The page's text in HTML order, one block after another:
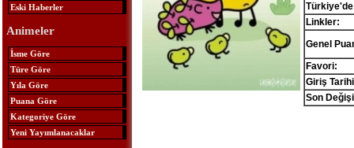
Eski Haberler
Animeler
İsme Göre
Türe Göre
Yıla Göre
Puana Göre
Kategoriye Göre
Yeni Yayımlanacaklar
Linkler:
Genel
Favori:
Giriş
Son